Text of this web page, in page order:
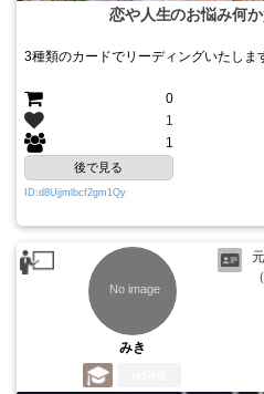
恋や人生のお悩み何
3種類のカードでリーディングいたしま
0
1
1
後で見る
ID:d8Ujjmlbcf2gm1Qy
みき